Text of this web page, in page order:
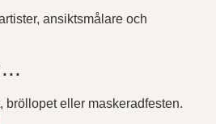
ansiktsmålare och
bröllopet eller maskeradfesten.